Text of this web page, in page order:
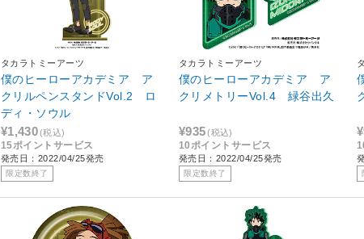
タカラトミーアーツ
僕のヒーローアカデミア ア
クリルペンスタンドVol.2 ロ
ディ・ソウル
¥1,430(税込)
15ポイントサービス
発売日：2022/04/25発売
限定数終了
タカラトミーアーツ
僕のヒーローアカデミア ア
クリメトリーVol.4 緑谷出久
¥935 (税込)
10ポイントサービス
発売日：2022/04/25発売
限定数終了